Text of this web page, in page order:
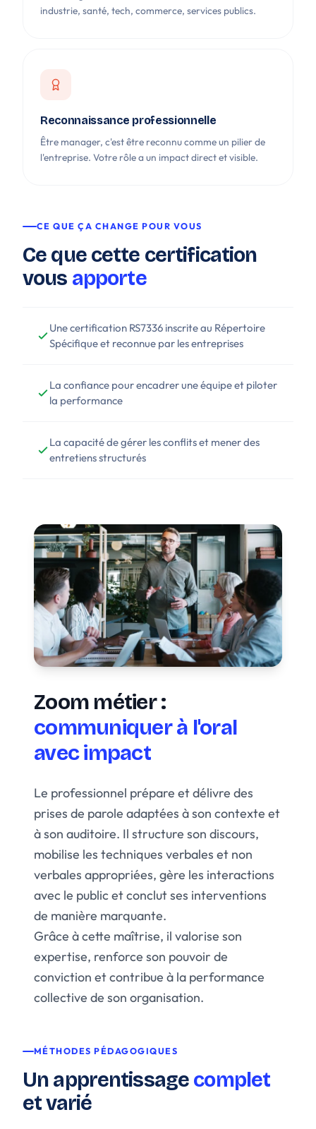
industrie, santé, tech, commerce, services publics.
Reconnaissance professionnelle
Être manager, c'est être reconnu comme un pilier de
l'entreprise. Votre rôle a un impact direct et visible.
CE QUE ÇA CHANGE POUR VOUS
Ce que cette certification
vous apporte
Une certification RS7336 inscrite au Répertoire
Spécifique et reconnue par les entreprises
La confiance pour encadrer une équipe et piloter
la performance
La capacité de gérer les conflits et mener des
entretiens structurés
Zoom métier :
communiquer à l'oral
avec impact
Le professionnel prépare et délivre des
prises de parole adaptées à son contexte et
à son auditoire. Il structure son discours,
mobilise les techniques verbales et non
verbales appropriées, gère les interactions
avec le public et conclut ses interventions
de manière marquante.
Grâce à cette maîtrise, il valorise son
expertise, renforce son pouvoir de
conviction et contribue à la performance
collective de son organisation.
MÉTHODES PÉDAGOGIQUES
Un apprentissage complet
et varié